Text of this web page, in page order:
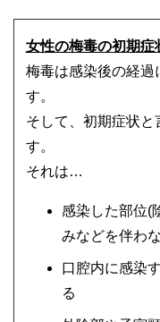
女性の梅毒の初期症
梅毒は感染後の経過
す。
そして、初期症状
す。
それは…
感染した部位(
みなどを伴わ
口腔内に感染
る